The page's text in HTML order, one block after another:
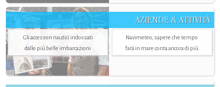
AZIENDE & ATTIVITÀ
Gli accessori nautici indossati
dalle più belle imbarcazioni
Navimeteo, sapere che tempo
farà in mare conta ancora di più